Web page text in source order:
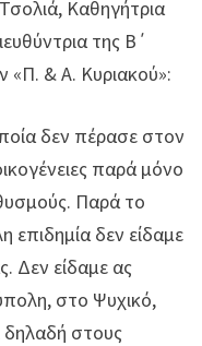
Καθηγήτρια
της Β΄
«Π. & Α. Κυριακού»:
δεν πέρασε στον
παρά μόνο
Παρά το
επιδημία δεν είδαμε
Δεν είδαμε ας
στο Ψυχικό,
δηλαδή στους